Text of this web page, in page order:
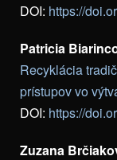
DOI: https://
Patricia
Recyklácia
prístupov vo
DOI: https://
Zuzana